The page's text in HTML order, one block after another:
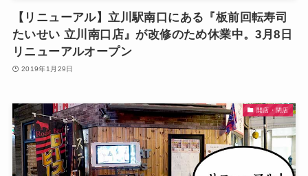
【リニューアル】立川駅南口にある『板前回転寿司
たいせい 立川南口店』が改修のため休業中。3月8日
リニューアルオープン
2019年1月29日
開店・閉店